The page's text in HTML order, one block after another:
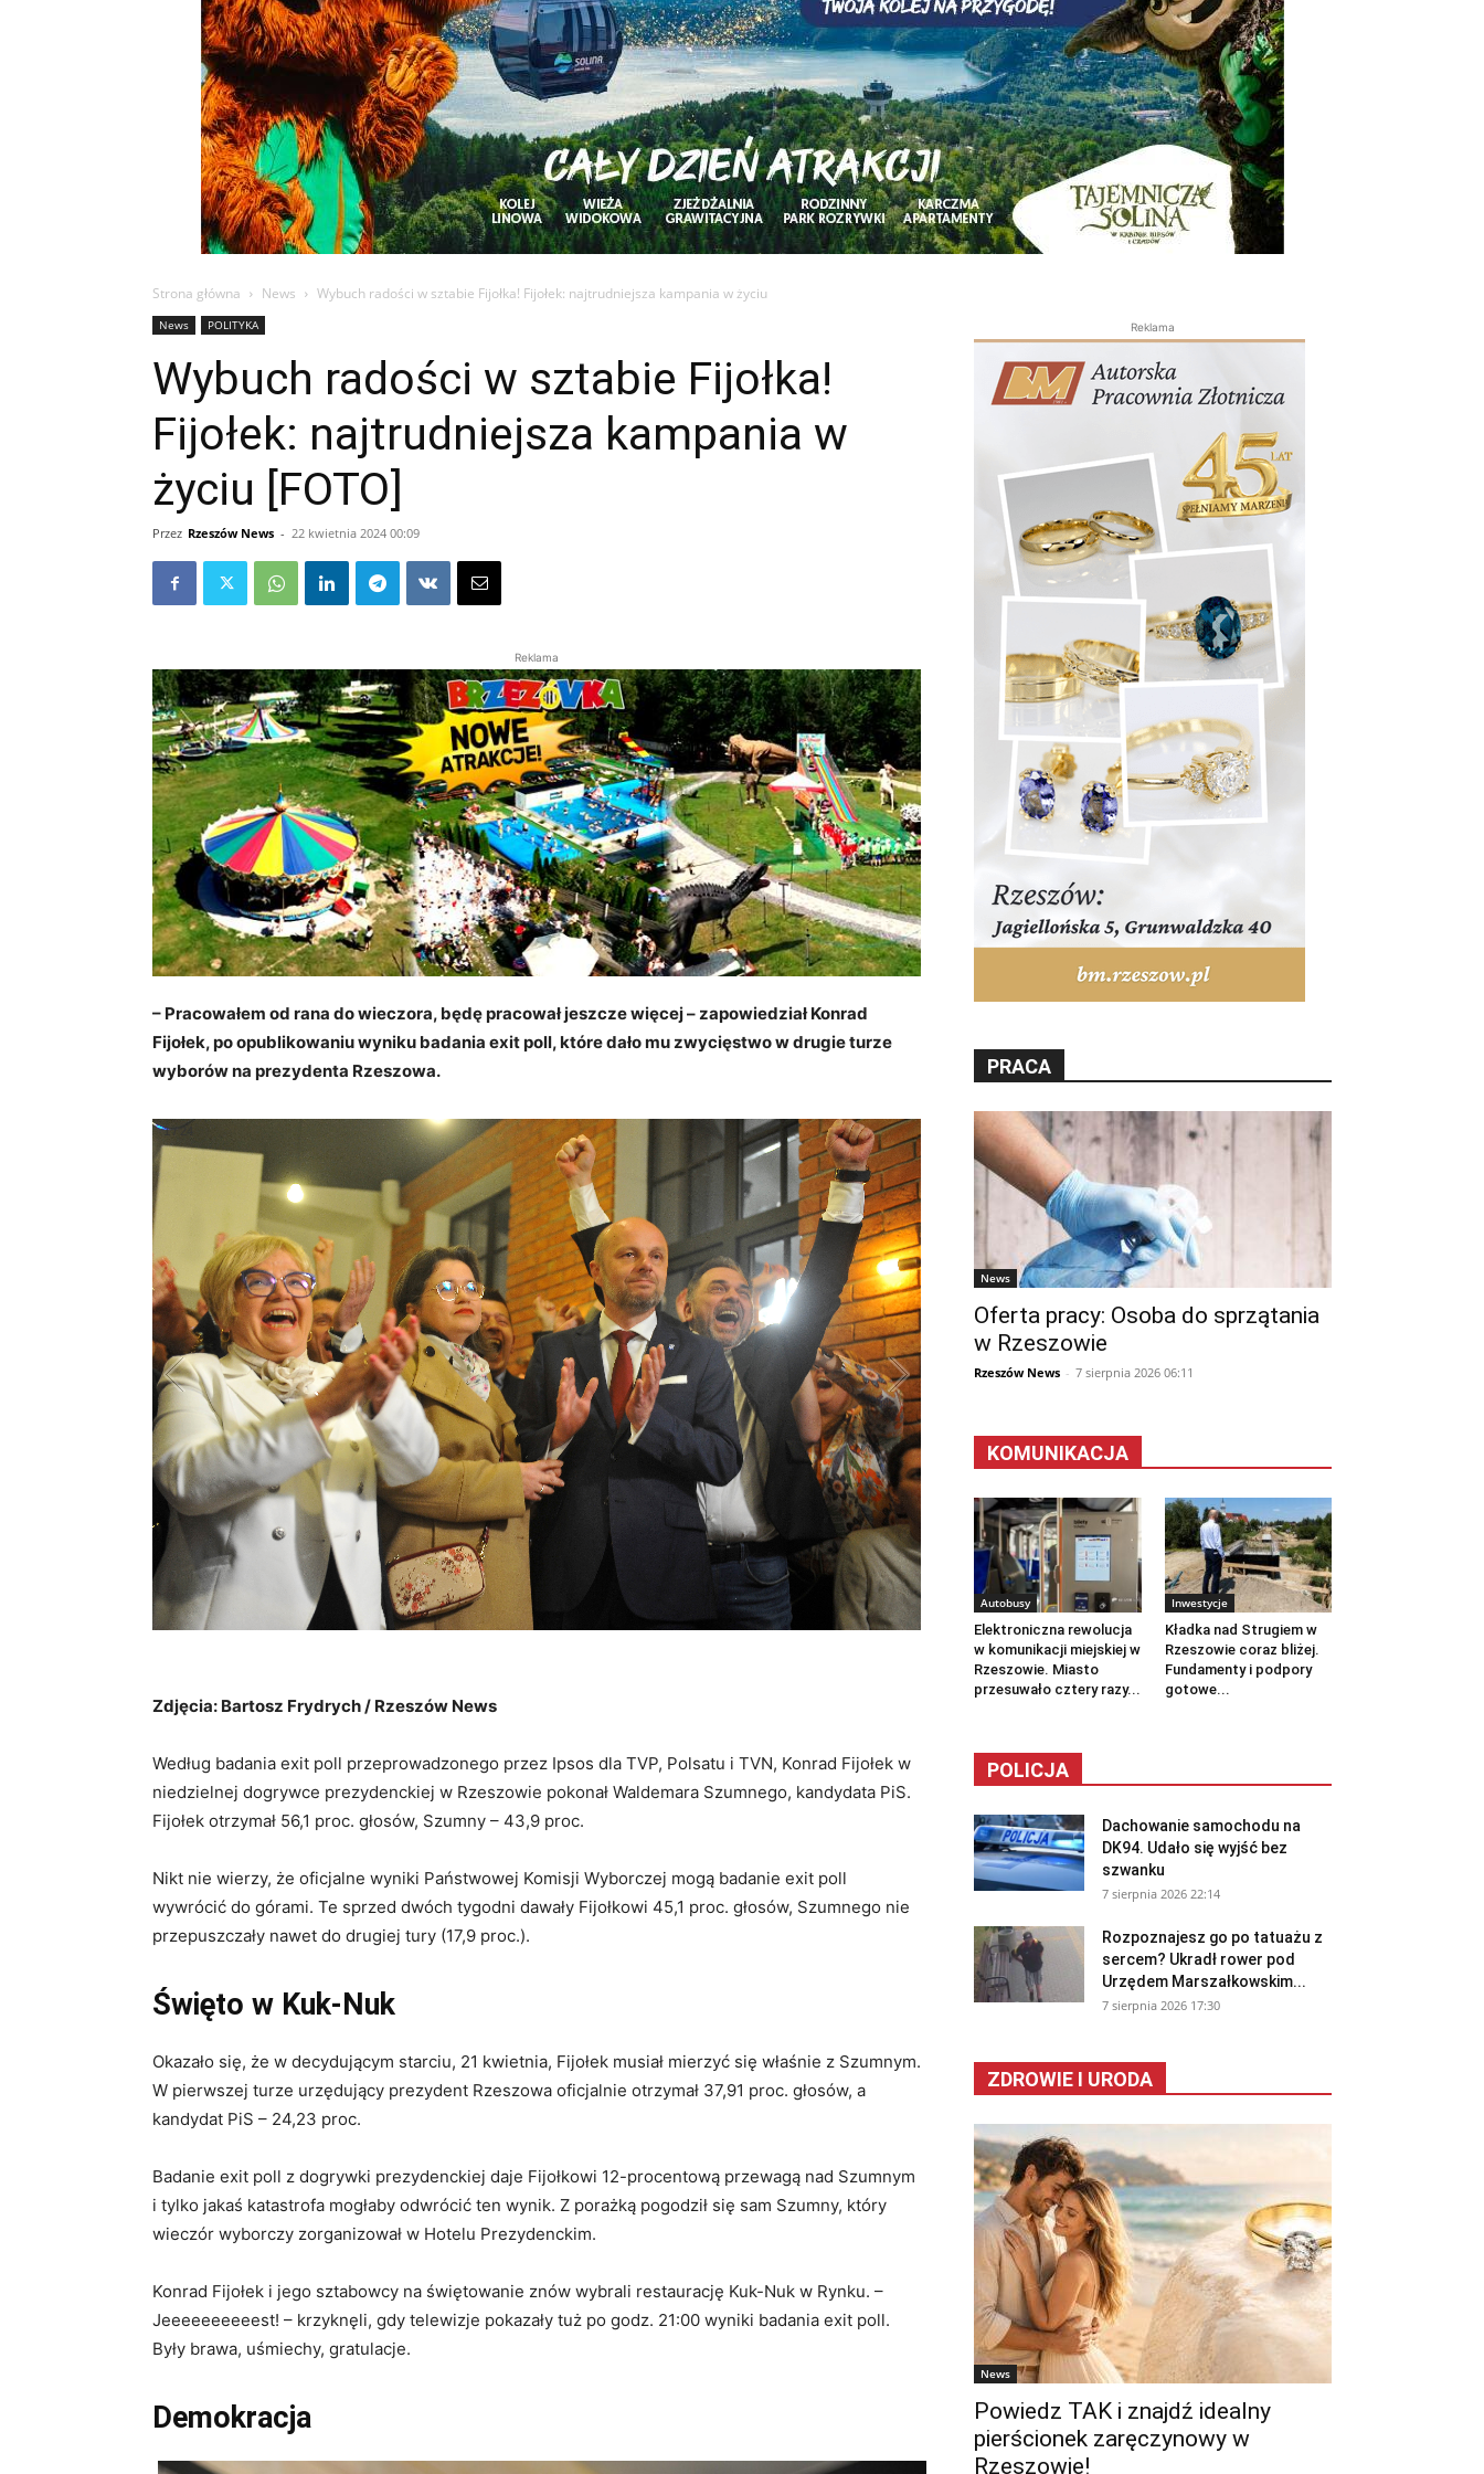
Strona główna News Wybuch radości w sztabie Fijołka! Fijołek: najtrudniejsza kampania w życiu
News POLITYKA
Wybuch radości w sztabie Fijołka!
Fijołek: najtrudniejsza kampania w
życiu [FOTO]
Przez Rzeszów News - 22 kwietnia 2024 00:09
Reklama
– Pracowałem od rana do wieczora, będę pracował jeszcze więcej – zapowiedział Konrad
Fijołek, po opublikowaniu wyniku badania exit poll, które dało mu zwycięstwo w drugie turze
wyborów na prezydenta Rzeszowa.
Zdjęcia: Bartosz Frydrych / Rzeszów News
Według badania exit poll przeprowadzonego przez Ipsos dla TVP, Polsatu i TVN, Konrad Fijołek w
niedzielnej dogrywce prezydenckiej w Rzeszowie pokonał Waldemara Szumnego, kandydata PiS.
Fijołek otrzymał 56,1 proc. głosów, Szumny – 43,9 proc.
Nikt nie wierzy, że oficjalne wyniki Państwowej Komisji Wyborczej mogą badanie exit poll
wywrócić do górami. Te sprzed dwóch tygodni dawały Fijołkowi 45,1 proc. głosów, Szumnego nie
przepuszczały nawet do drugiej tury (17,9 proc.).
Święto w Kuk-Nuk
Okazało się, że w decydującym starciu, 21 kwietnia, Fijołek musiał mierzyć się właśnie z Szumnym.
W pierwszej turze urzędujący prezydent Rzeszowa oficjalnie otrzymał 37,91 proc. głosów, a
kandydat PiS – 24,23 proc.
Badanie exit poll z dogrywki prezydenckiej daje Fijołkowi 12-procentową przewagą nad Szumnym
i tylko jakaś katastrofa mogłaby odwrócić ten wynik. Z porażką pogodził się sam Szumny, który
wieczór wyborczy zorganizował w Hotelu Prezydenckim.
Konrad Fijołek i jego sztabowcy na świętowanie znów wybrali restaurację Kuk-Nuk w Rynku. –
Jeeeeeeeeeest! – krzyknęli, gdy telewizje pokazały tuż po godz. 21:00 wyniki badania exit poll.
Były brawa, uśmiechy, gratulacje.
Demokracja
Reklama
PRACA
News
Oferta pracy: Osoba do sprzątania
w Rzeszowie
Rzeszów News - 7 sierpnia 2026 06:11
KOMUNIKACJA
Autobusy
Elektroniczna rewolucja
w komunikacji miejskiej w
Rzeszowie. Miasto
przesuwało cztery razy...
Inwestycje
Kładka nad Strugiem w
Rzeszowie coraz bliżej.
Fundamenty i podpory
gotowe...
POLICJA
Dachowanie samochodu na
DK94. Udało się wyjść bez
szwanku
7 sierpnia 2026 22:14
Rozpoznajesz go po tatuażu z
sercem? Ukradł rower pod
Urzędem Marszałkowskim...
7 sierpnia 2026 17:30
ZDROWIE I URODA
News
Powiedz TAK i znajdź idealny
pierścionek zaręczynowy w
Rzeszowie!